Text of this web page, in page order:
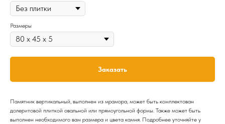
Размеры
Заказать
Памятник вертикальный, выполнен из мрамора, может быть комплектован
долеритовой плиткой овальной или прямоугольной формы. Также может быть
выполнен необходимого вам размера и цвета камня. Подробнее уточняйте у